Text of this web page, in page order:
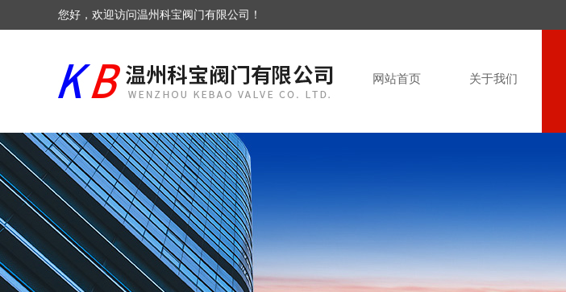
您好，欢迎访问温州科宝阀门有限公司！
网站首页 关于我们